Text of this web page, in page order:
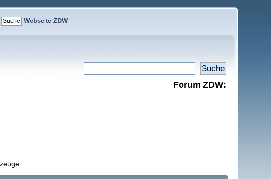
Webseite ZDW
Forum ZDW: